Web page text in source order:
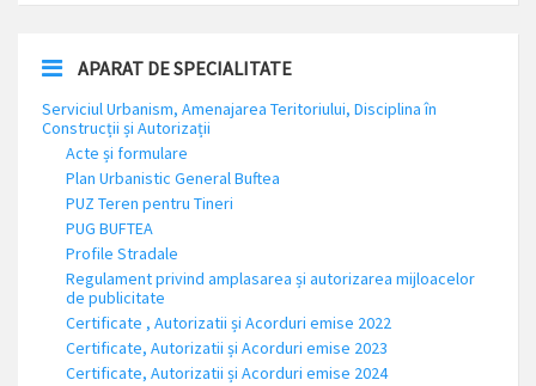
APARAT DE SPECIALITATE
Serviciul Urbanism, Amenajarea Teritoriului, Disciplina în
Construcții și Autorizații
Acte și formulare
Plan Urbanistic General Buftea
PUZ Teren pentru Tineri
PUG BUFTEA
Profile Stradale
Regulament privind amplasarea și autorizarea mijloacelor
de publicitate
Certificate , Autorizatii și Acorduri emise 2022
Certificate, Autorizatii și Acorduri emise 2023
Certificate, Autorizatii și Acorduri emise 2024